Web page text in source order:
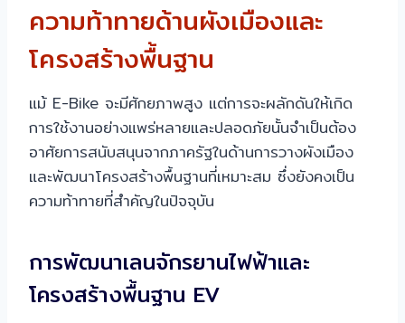
ความท้าทายด้านผังเมืองและ
โครงสร้างพื้นฐาน
แม้ E-Bike จะมีศักยภาพสูง แต่การจะผลักดันให้เกิด
การใช้งานอย่างแพร่หลายและปลอดภัยนั้นจำเป็นต้อง
อาศัยการสนับสนุนจากภาครัฐในด้านการวางผังเมือง
และพัฒนาโครงสร้างพื้นฐานที่เหมาะสม ซึ่งยังคงเป็น
ความท้าทายที่สำคัญในปัจจุบัน
การพัฒนาเลนจักรยานไฟฟ้าและ
โครงสร้างพื้นฐาน EV